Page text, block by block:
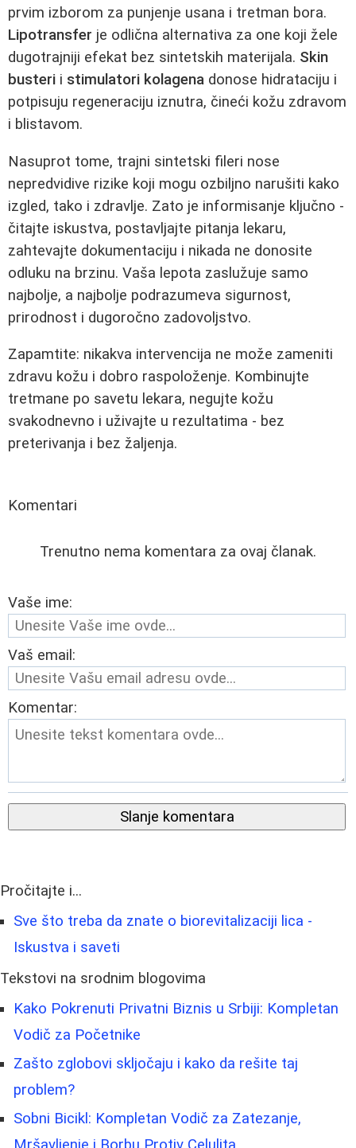
prvim izborom za punjenje usana i tretman bora.
Lipotransfer je odlična alternativa za one koji žele
dugotrajniji efekat bez sintetskih materijala. Skin
busteri i stimulatori kolagena donose hidrataciju i
potpisuju regeneraciju iznutra, čineći kožu zdravom
i blistavom.
Nasuprot tome, trajni sintetski fileri nose
nepredvidive rizike koji mogu ozbiljno narušiti kako
izgled, tako i zdravlje. Zato je informisanje ključno -
čitajte iskustva, postavljajte pitanja lekaru,
zahtevajte dokumentaciju i nikada ne donosite
odluku na brzinu. Vaša lepota zaslužuje samo
najbolje, a najbolje podrazumeva sigurnost,
prirodnost i dugoročno zadovoljstvo.
Zapamtite: nikakva intervencija ne može zameniti
zdravu kožu i dobro raspoloženje. Kombinujte
tretmane po savetu lekara, negujte kožu
svakodnevno i uživajte u rezultatima - bez
preterivanja i bez žaljenja.
Komentari
Trenutno nema komentara za ovaj članak.
Vaše ime:
Vaš email:
Komentar:
Slanje komentara
Pročitajte i...
Sve što treba da znate o biorevitalizaciji lica -
Iskustva i saveti
Tekstovi na srodnim blogovima
Kako Pokrenuti Privatni Biznis u Srbiji: Kompletan
Vodič za Početnike
Zašto zglobovi skljočaju i kako da rešite taj
problem?
Sobni Bicikl: Kompletan Vodič za Zatezanje,